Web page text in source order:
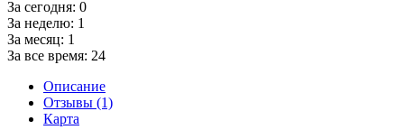
За сегодня: 0
За неделю: 1
За месяц: 1
За все время: 24
Описание
Отзывы (1)
Карта